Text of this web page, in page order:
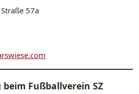
57a
Fußballverein SZ